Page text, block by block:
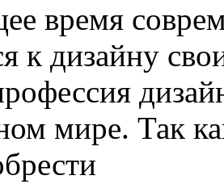
время
к дизайну
мире. Так